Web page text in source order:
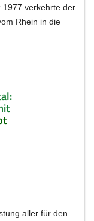
1977 verkehrte der
Rhein in die
aller für den